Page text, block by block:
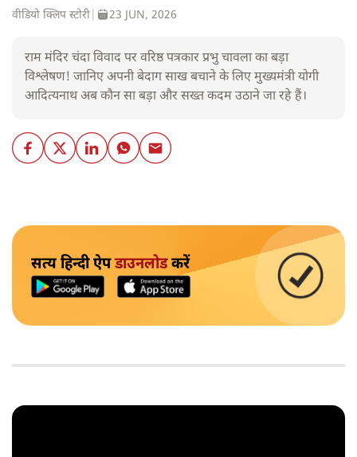
वीडियो क्लिप स्टोरी 23 JUN, 2026
राम मंदिर चंदा विवाद पर वरिष्ठ पत्रकार प्रभु चावला का बड़ा
विश्लेषण! जानिए अपनी बेदाग साख बचाने के लिए मुख्यमंत्री योगी
आदित्यनाथ अब कौन सा बड़ा और सख्त कदम उठाने जा रहे हैं।
सत्य हिन्दी ऐपडाउनलोडकरें